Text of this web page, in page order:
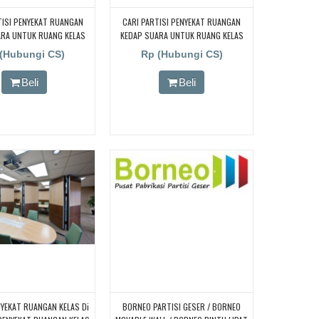
PENYEKAT RUANGAN
UNTUK RUANG KELAS
PARTISI PENYEKAT
KEDAP SUARA UNTUK
KAMPUS, CARI PARTISI
KEDAP SUARA
UNTUK RUANG KELAS
KAMPUS
CS)
Beli
CARI PARTISI PENYEKAT RUANGAN
KEDAP SUARA UNTUK RUANG KELAS
KAMPUS, CARI PARTISI PENYEKAT
RUANGAN KEDAP SUARA UNTUK
RUANG KELAS KAMPUS, CARI PARTISI
PENYEKAT RUANGAN KEDAP SUARA
KEDAP SUARA UNTUK RUANG KELAS
KAMPUS
Rp (Hubungi CS)
Beli
RUANGAN KELAS Di
BORNEO PARTISI GESER / BORNEO